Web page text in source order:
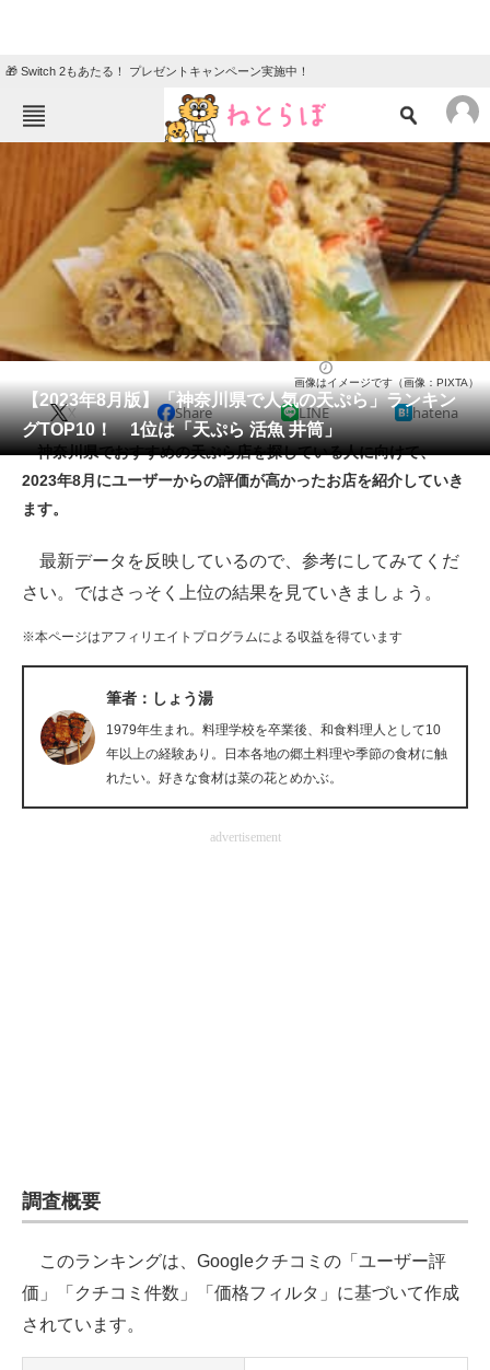
🎁 Switch 2もあたる！ プレゼントキャンペーン実施中！
ねとらぼメニュー
ニュース
エンタメ クイズ
グルメ 地域
教育・育児
動物 リサーチ
会員記事
メディア
注目記事を集めた総合ページ
スマホと通信の最新トレンド
進化するPCとデバイスの未来
ビジネスと働き方のヒント
AI活用のいまが分かる
エレクトロニクス専門サイト
エネルギーの専門メディア
建設×テクノロジーの最前線
【2023年8月版】「神奈川県で人気の天ぷら」ランキン
グTOP10！ 1位は「天ぷら 活魚 井筒」
画像はイメージです（画像：PIXTA）
X Share LINE hatena
神奈川県でおすすめの天ぷら店を探している人に向けて、
2023年8月にユーザーからの評価が高かったお店を紹介していき
ます。
最新データを反映しているので、参考にしてみてくだ
さい。ではさっそく上位の結果を見ていきましょう。
※本ページはアフィリエイトプログラムによる収益を得ています
筆者：しょう湯
1979年生まれ。料理学校を卒業後、和食料理人として10
年以上の経験あり。日本各地の郷土料理や季節の食材に触
れたい。好きな食材は菜の花とめかぶ。
advertisement
調査概要
このランキングは、Googleクチコミの「ユーザー評
価」「クチコミ件数」「価格フィルタ」に基づいて作成
されています。